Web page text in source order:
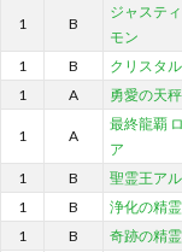
1 B
ジャステ
モン
1 B クリスタ
1
A 勇愛の天
1 A
最終龍覇
ア
1 B 聖霊王ア
1
B 浄化の精
1
B 奇跡の精